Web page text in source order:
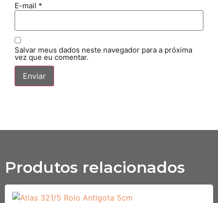
E-mail *
Salvar meus dados neste navegador para a próxima
vez que eu comentar.
Produtos relacionados